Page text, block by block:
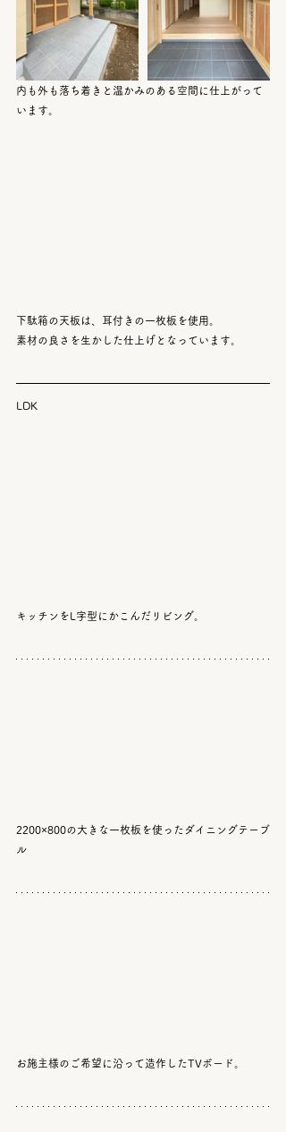
内も外も落ち着きと温かみのある空間に仕上がって
います。
下駄箱の天板は、耳付きの一枚板を使用。
素材の良さを生かした仕上げとなっています。
LDK
キッチンをL字型にかこんだリビング。
2200×800の大きな一枚板を使ったダイニングテーブ
ル
お施主様のご希望に沿って造作したTVボード。